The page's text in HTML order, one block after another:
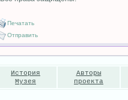
Печатать
Отправить
История
Музея
Авторы
проекта